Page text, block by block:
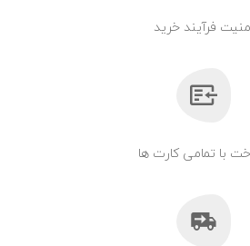
فرآیند خرید
با تمامی کارت ها